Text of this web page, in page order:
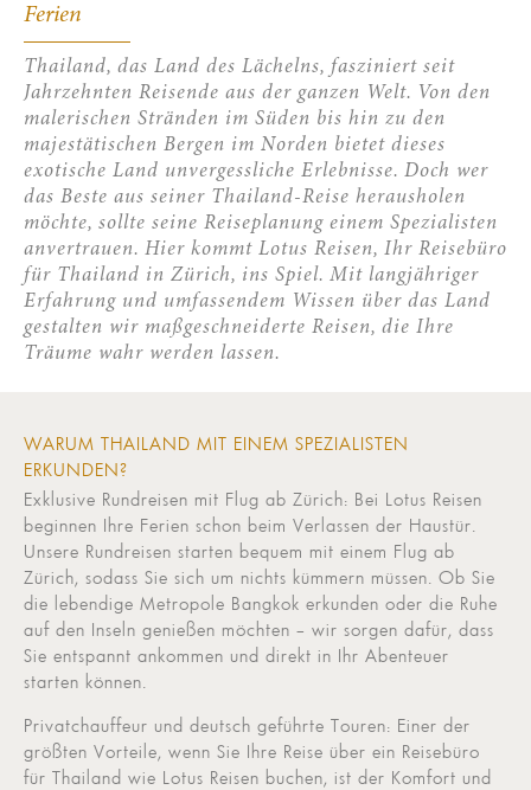
Ferien
Thailand, das Land des Lächelns, fasziniert seit
Jahrzehnten Reisende aus der ganzen Welt. Von den
malerischen Stränden im Süden bis hin zu den
majestätischen Bergen im Norden bietet dieses
exotische Land unvergessliche Erlebnisse. Doch wer
das Beste aus seiner Thailand-Reise herausholen
möchte, sollte seine Reiseplanung einem Spezialisten
anvertrauen. Hier kommt Lotus Reisen, Ihr Reisebüro
für Thailand in Zürich, ins Spiel. Mit langjähriger
Erfahrung und umfassendem Wissen über das Land
gestalten wir maßgeschneiderte Reisen, die Ihre
Träume wahr werden lassen.
WARUM THAILAND MIT EINEM SPEZIALISTEN
ERKUNDEN?
Exklusive Rundreisen mit Flug ab Zürich: Bei Lotus Reisen
beginnen Ihre Ferien schon beim Verlassen der Haustür.
Unsere Rundreisen starten bequem mit einem Flug ab
Zürich, sodass Sie sich um nichts kümmern müssen. Ob Sie
die lebendige Metropole Bangkok erkunden oder die Ruhe
auf den Inseln genießen möchten – wir sorgen dafür, dass
Sie entspannt ankommen und direkt in Ihr Abenteuer
starten können.
Privatchauffeur und deutsch geführte Touren: Einer der
größten Vorteile, wenn Sie Ihre Reise über ein Reisebüro
für Thailand wie Lotus Reisen buchen, ist der Komfort und